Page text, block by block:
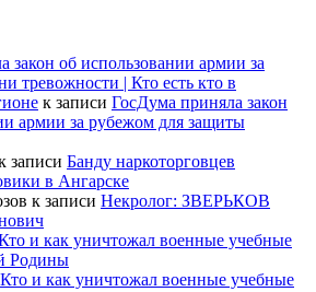
закон об использовании армии за
тревожности | Кто есть кто в
к записи ГосДума приняла закон
армии за рубежом для защиты
записи Банду наркоторговцев
в Ангарске
к записи Некролог: ЗВЕРЬКОВ
и как уничтожал военные учебные
Родины
Кто и как уничтожал военные учебные